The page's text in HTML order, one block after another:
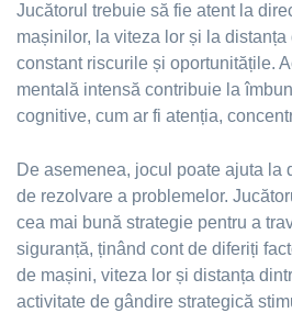
Jucătorul trebuie să fie atent la
mașinilor, la viteza lor și la
constant riscurile și oportunitățile.
mentală intensă contribuie la
cognitive, cum ar fi atenția,
De asemenea, jocul poate ajuta la
de rezolvare a problemelor.
cea mai bună strategie pentru a
siguranță, ținând cont de diferiți
de mașini, viteza lor și distanța
activitate de gândire strategică